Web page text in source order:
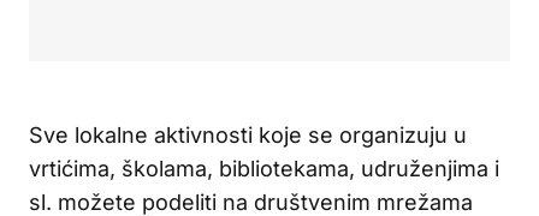
Sve lokalne aktivnosti koje se organizuju u
vrtićima, školama, bibliotekama, udruženjima i
sl. možete podeliti na društvenim mrežama